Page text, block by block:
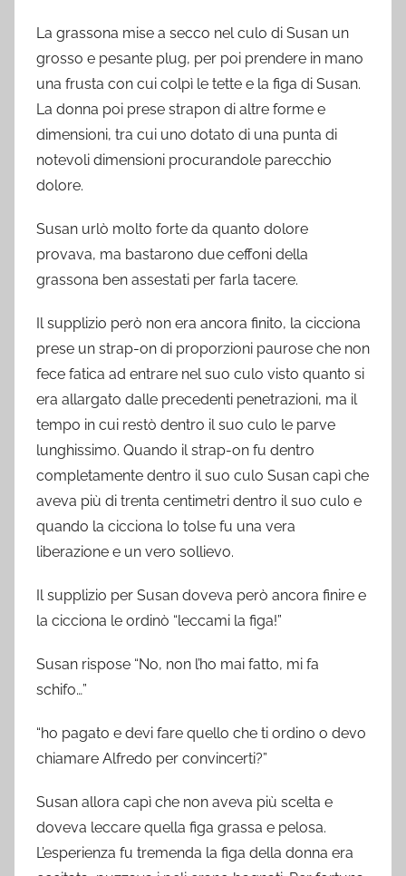
La grassona mise a secco nel culo di Susan un
grosso e pesante plug, per poi prendere in mano
una frusta con cui colpì le tette e la figa di Susan.
La donna poi prese strapon di altre forme e
dimensioni, tra cui uno dotato di una punta di
notevoli dimensioni procurandole parecchio
dolore.
Susan urlò molto forte da quanto dolore
provava, ma bastarono due ceffoni della
grassona ben assestati per farla tacere.
Il supplizio però non era ancora finito, la cicciona
prese un strap-on di proporzioni paurose che non
fece fatica ad entrare nel suo culo visto quanto si
era allargato dalle precedenti penetrazioni, ma il
tempo in cui restò dentro il suo culo le parve
lunghissimo. Quando il strap-on fu dentro
completamente dentro il suo culo Susan capì che
aveva più di trenta centimetri dentro il suo culo e
quando la cicciona lo tolse fu una vera
liberazione e un vero sollievo.
Il supplizio per Susan doveva però ancora finire e
la cicciona le ordinò “leccami la figa!”
Susan rispose “No, non l’ho mai fatto, mi fa
schifo…”
“ho pagato e devi fare quello che ti ordino o devo
chiamare Alfredo per convincerti?”
Susan allora capì che non aveva più scelta e
doveva leccare quella figa grassa e pelosa.
L’esperienza fu tremenda la figa della donna era